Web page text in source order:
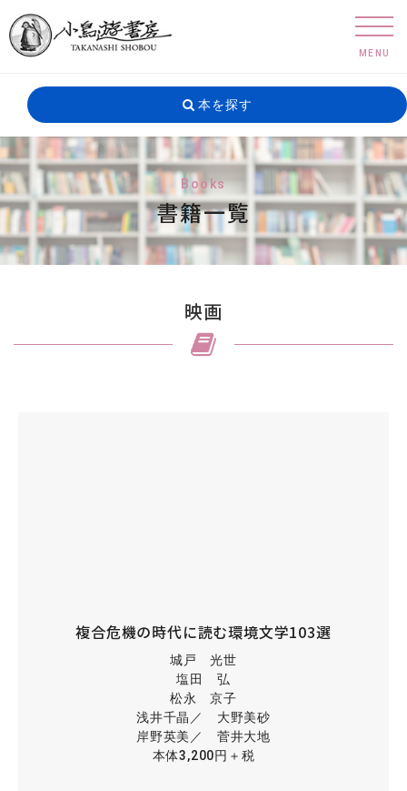
本を探す
Books
書籍一覧
映画
複合危機の時代に読む環境文学103選
城戸 光世
塩田 弘
松永 京子
浅井千晶／ 大野美砂
岸野英美／ 菅井大地
本体3,200円＋税
MENU